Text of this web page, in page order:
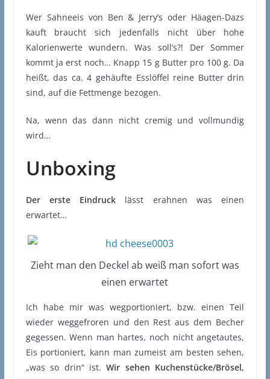
Wer Sahneeis von Ben & Jerry’s oder Häagen-Dazs
kauft braucht sich jedenfalls nicht über hohe
Kalorienwerte wundern. Was soll’s?! Der Sommer
kommt ja erst noch… Knapp 15 g Butter pro 100 g. Da
heißt, das ca. 4 gehäufte Esslöffel reine Butter drin
sind, auf die Fettmenge bezogen.
Na, wenn das dann nicht cremig und vollmundig
wird…
Unboxing
Der erste Eindruck lässt erahnen was einen
erwartet…
Zieht man den Deckel ab weiß man sofort was
einen erwartet
Ich habe mir was wegportioniert, bzw. einen Teil
wieder weggefroren und den Rest aus dem Becher
gegessen. Wenn man hartes, noch nicht angetautes,
Eis portioniert, kann man zumeist am besten sehen,
„was so drin“ ist.Wir sehen Kuchenstücke/Brösel,